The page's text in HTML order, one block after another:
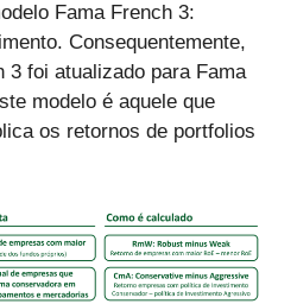
Fama French 3:
Consequentemente,
3 foi atualizado para Fama
modelo é aquele que
os retornos de portfolios